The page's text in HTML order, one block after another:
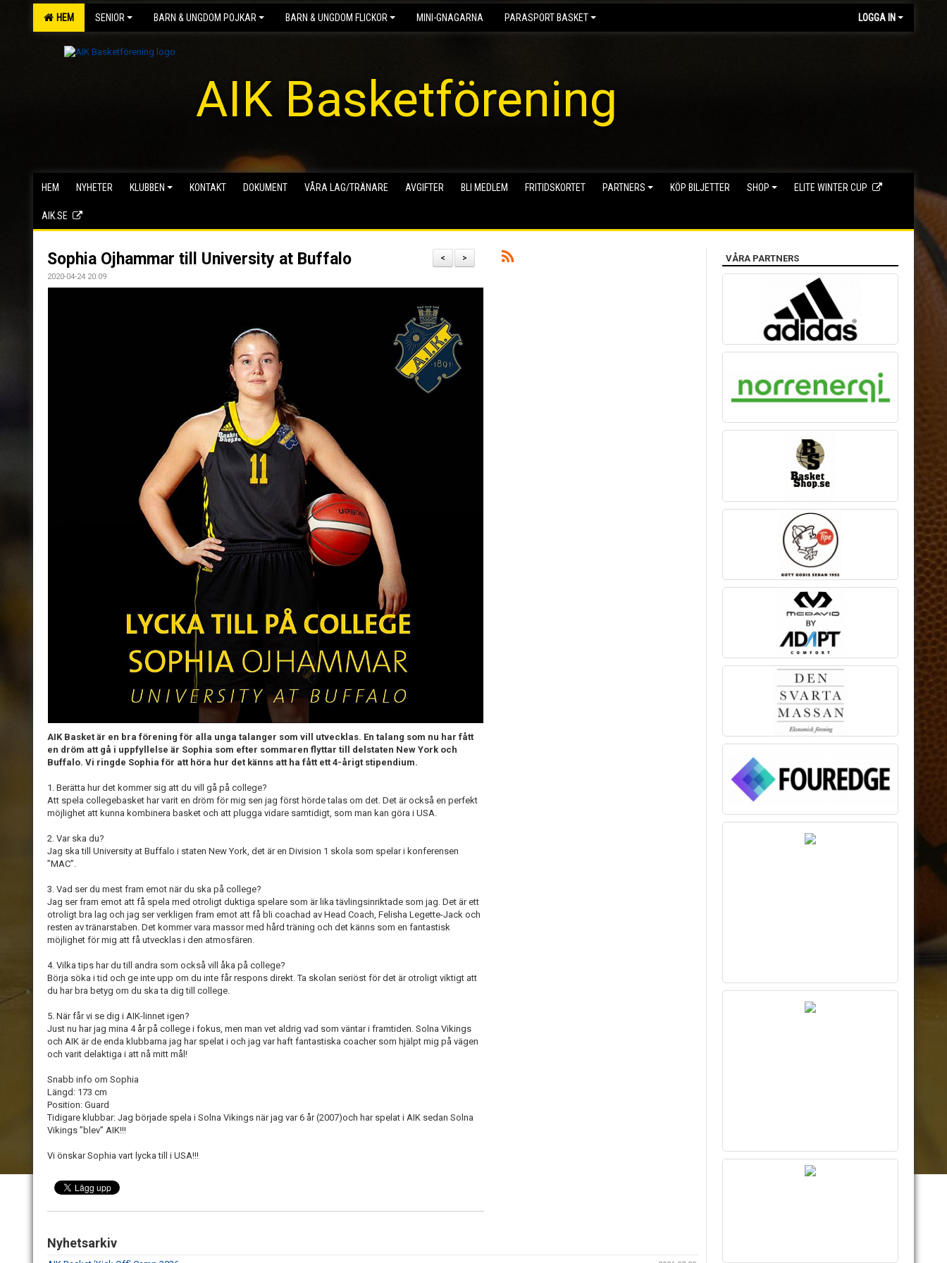
HEM SENIOR BARN & UNGDOM POJKAR BARN & UNGDOM FLICKOR MINI-GNAGARNA PARASPORT BASKET LOGGA IN
AIK Basketförening
HEM NYHETER KLUBBEN KONTAKT DOKUMENT VÅRA LAG/TRÄNARE AVGIFTER BLI MEDLEM FRITIDSKORTET PARTNERS KÖP BILJETTER SHOP ELITE WINTER CUP
AIK.SE
>
<
Sophia Ojhammar till University at Buffalo
2020-04-24 20:09
AIK Basket är en bra förening för alla unga talanger som vill utvecklas. En talang som nu har fått
en dröm att gå i uppfyllelse är Sophia som efter sommaren flyttar till delstaten New York och
Buffalo. Vi ringde Sophia för att höra hur det känns att ha fått ett 4-årigt stipendium.
1. Berätta hur det kommer sig att du vill gå på college?
Att spela collegebasket har varit en dröm för mig sen jag först hörde talas om det. Det är också en perfekt
möjlighet att kunna kombinera basket och att plugga vidare samtidigt, som man kan göra i USA.
2. Var ska du?
Jag ska till University at Buffalo i staten New York, det är en Division 1 skola som spelar i konferensen
”MAC”.
3. Vad ser du mest fram emot när du ska på college?
Jag ser fram emot att få spela med otroligt duktiga spelare som är lika tävlingsinriktade som jag. Det är ett
otroligt bra lag och jag ser verkligen fram emot att få bli coachad av Head Coach, Felisha Legette-Jack och
resten av tränarstaben. Det kommer vara massor med hård träning och det känns som en fantastisk
möjlighet för mig att få utvecklas i den atmosfären.
4. Vilka tips har du till andra som också vill åka på college?
Börja söka i tid och ge inte upp om du inte får respons direkt. Ta skolan seriöst för det är otroligt viktigt att
du har bra betyg om du ska ta dig till college.
5. När får vi se dig i AIK-linnet igen?
Just nu har jag mina 4 år på college i fokus, men man vet aldrig vad som väntar i framtiden. Solna Vikings
och AIK är de enda klubbarna jag har spelat i och jag var haft fantastiska coacher som hjälpt mig på vägen
och varit delaktiga i att nå mitt mål!
Snabb info om Sophia
Längd: 173 cm
Position: Guard
Tidigare klubbar: Jag började spela i Solna Vikings när jag var 6 år (2007)och har spelat i AIK sedan Solna
Vikings ”blev” AIK!!!
Vi önskar Sophia vart lycka till i USA!!!
Nyhetsarkiv
VÅRA PARTNERS